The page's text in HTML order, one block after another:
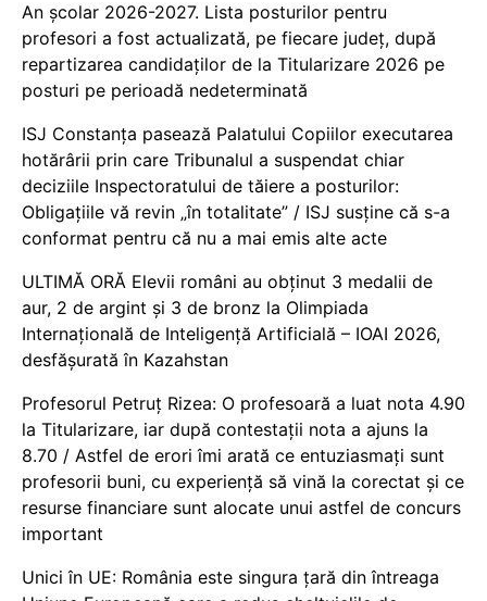
An școlar 2026-2027. Lista posturilor pentru
profesori a fost actualizată, pe fiecare județ, după
repartizarea candidaților de la Titularizare 2026 pe
posturi pe perioadă nedeterminată
ISJ Constanța pasează Palatului Copiilor executarea
hotărârii prin care Tribunalul a suspendat chiar
deciziile Inspectoratului de tăiere a posturilor:
Obligațiile vă revin „în totalitate” / ISJ susține că s-a
conformat pentru că nu a mai emis alte acte
ULTIMĂ ORĂ Elevii români au obținut 3 medalii de
aur, 2 de argint și 3 de bronz la Olimpiada
Internațională de Inteligență Artificială – IOAI 2026,
desfășurată în Kazahstan
Profesorul Petruț Rizea: O profesoară a luat nota 4.90
la Titularizare, iar după contestații nota a ajuns la
8.70 / Astfel de erori îmi arată ce entuziasmați sunt
profesorii buni, cu experiență să vină la corectat și ce
resurse financiare sunt alocate unui astfel de concurs
important
Unici în UE: România este singura țară din întreaga